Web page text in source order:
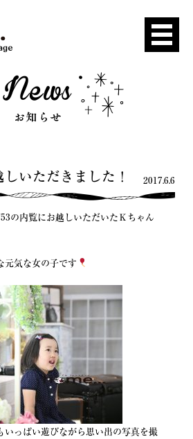
いただきました！ 2017.6.6
の内覧にお越しいただいたＫちゃん
元気な女の子です
いっぱい遊びながら思い出の写真を撮